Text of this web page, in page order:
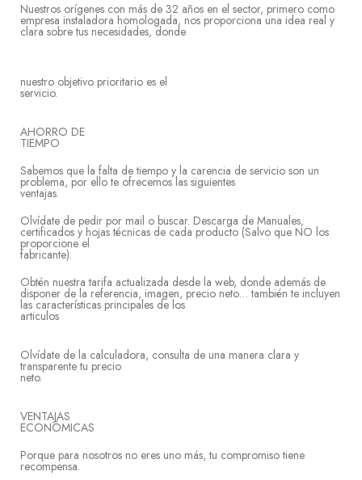
Nuestros orígenes con más de 32 años en el sector, primero como
empresa instaladora homologada, nos proporciona una idea real y
clara sobre tus necesidades, donde
nuestro objetivo prioritario es el
AHORRO DE
Sabemos que la falta de tiempo y la carencia de servicio son un
problema, por ello te ofrecemos las siguientes
Olvídate de pedir por mail o buscar. Descarga de Manuales,
certificados y hojas técnicas de cada producto (Salvo que NO los
proporcione el
Obtén nuestra tarifa actualizada desde la web, donde además de
disponer de la referencia, imagen, precio neto… también te incluyen
las características principales de los
Olvídate de la calculadora, consulta de una manera clara y
transparente tu precio
neto.
VENTAJAS
Porque para nosotros no eres uno más, tu compromiso tiene